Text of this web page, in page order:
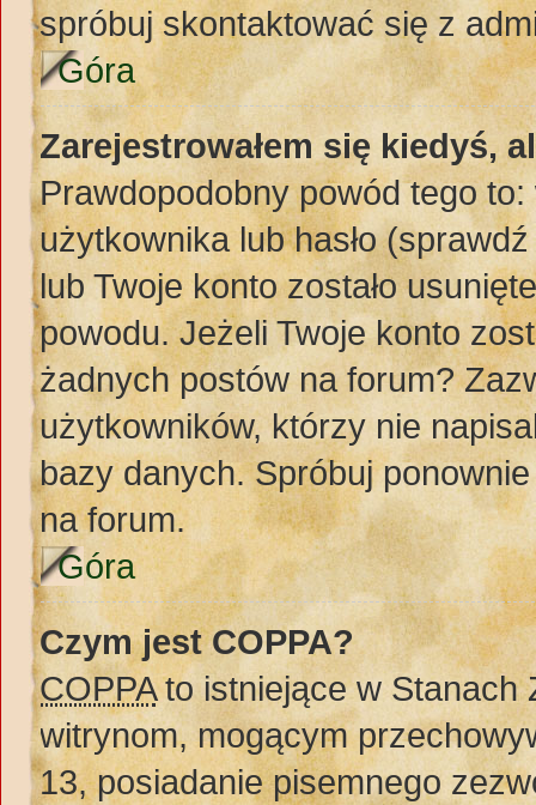
spróbuj skontaktować się z
Góra
Zarejestrowałem się kiedyś,
Prawdopodobny powód tego
użytkownika lub hasło
lub Twoje konto zostało
powodu. Jeżeli Twoje konto
żadnych postów na forum?
użytkowników, którzy nie
bazy danych. Spróbuj
na forum.
Góra
Czym jest COPPA?
COPPAto istniejące w Stanach
witrynom, mogącym
13, posiadanie pisemnego